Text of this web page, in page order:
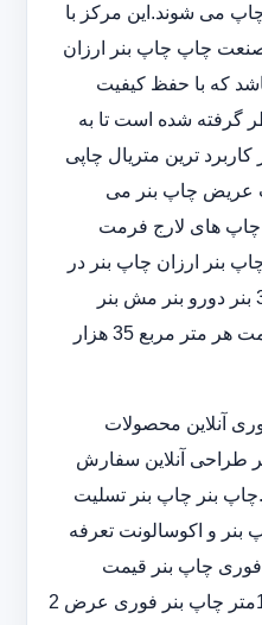
می شوند.این مرکز با
چاپ چاپ بنر ارزان
که با حفظ کیفیت
گرفته شده است تا به
ترین متریال چاپی
عریض چاپ بنر می
چاپ های لارج فرمت
بنر ارزان چاپ بنر در
خانه در انواع چاپ بنر عرض 5و 3 بنر دورو بنر مش بنر
سولیت و بنر شبرنگ با شروع قیمت هر متر مربع 35 هزار
آنلاین محصولات
طراحی آنلاین سفارش
بنر چاپ بنر تسلیت
بنر و اکوسالونت تعرفه
فوری چاپ بنر قیمت
طراحی و چاپ بنر فوری عرض 1متر چاپ بنر فوری عرض 2